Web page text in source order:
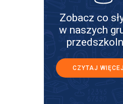
Zobacz co
w naszych
CZYTAJ